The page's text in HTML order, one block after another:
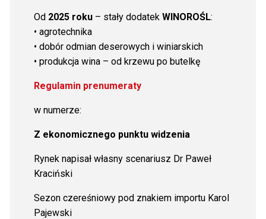
Od 2025 roku– stały dodatek WINOROŚL:
• agrotechnika
• dobór odmian deserowych i winiarskich
• produkcja wina – od krzewu po butelkę
Regulamin prenumeraty
w numerze:
Z ekonomicznego punktu widzenia
Rynek napisał własny scenariusz Dr Paweł
Kraciński
Sezon czereśniowy pod znakiem importu Karol
Pajewski